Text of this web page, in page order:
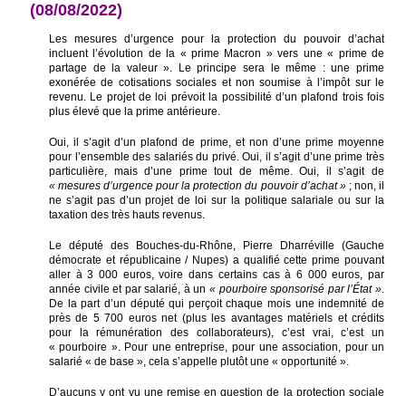
(08/08/2022)
Les mesures d’urgence pour la protection du pouvoir d’achat
incluent l’évolution de la « prime Macron » vers une « prime de
partage de la valeur ». Le principe sera le même : une prime
exonérée de cotisations sociales et non soumise à l’impôt sur le
revenu. Le projet de loi prévoit la possibilité d’un plafond trois fois
plus élevé que la prime antérieure.
Oui, il s’agit d’un plafond de prime, et non d’une prime moyenne
pour l’ensemble des salariés du privé. Oui, il s’agit d’une prime très
particulière, mais d’une prime tout de même. Oui, il s’agit de
« mesures d’urgence pour la protection du pouvoir d’achat »; non, il
ne s’agit pas d’un projet de loi sur la politique salariale ou sur la
taxation des très hauts revenus.
Le député des Bouches-du-Rhône, Pierre Dharréville (Gauche
démocrate et républicaine / Nupes) a qualifié cette prime pouvant
aller à 3 000 euros, voire dans certains cas à 6 000 euros, par
année civile et par salarié, à un« pourboire sponsorisé par l’État ».
De la part d’un député qui perçoit chaque mois une indemnité de
près de 5 700 euros net (plus les avantages matériels et crédits
pour la rémunération des collaborateurs), c’est vrai, c’est un
« pourboire ». Pour une entreprise, pour une association, pour un
salarié « de base », cela s’appelle plutôt une « opportunité ».
D’aucuns y ont vu une remise en question de la protection sociale